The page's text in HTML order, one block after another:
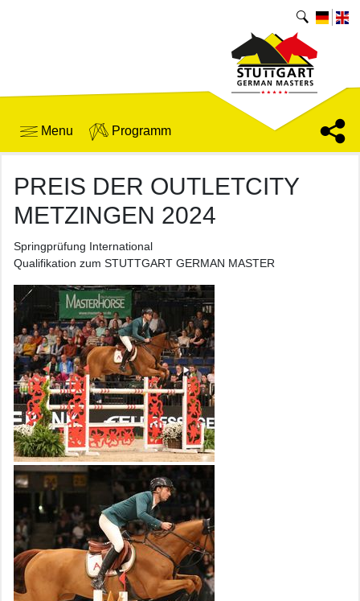
Menu Programm
PREIS DER OUTLETCITY
METZINGEN 2024
Springprüfung International
Qualifikation zum STUTTGART GERMAN MASTER